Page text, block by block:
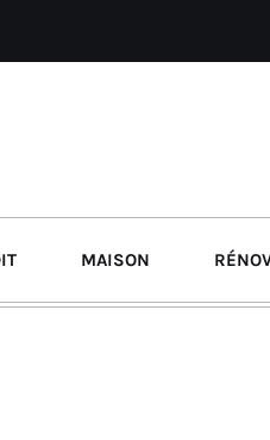
MAISON